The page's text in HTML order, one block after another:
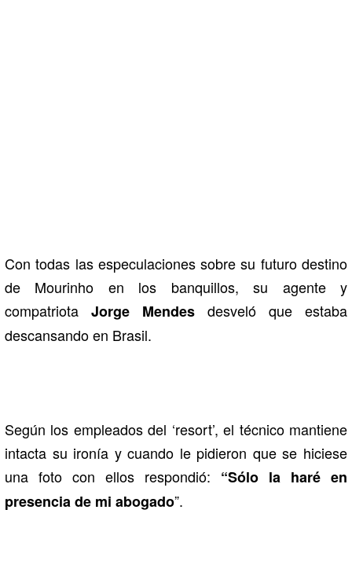
Con todas las especulaciones sobre su futuro destino
de Mourinho en los banquillos, su agente y
compatriota Jorge Mendes desveló que estaba
descansando en Brasil.
Según los empleados del ‘resort’, el técnico mantiene
intacta su ironía y cuando le pidieron que se hiciese
una foto con ellos respondió: “Sólo la haré en
presencia de mi abogado”.